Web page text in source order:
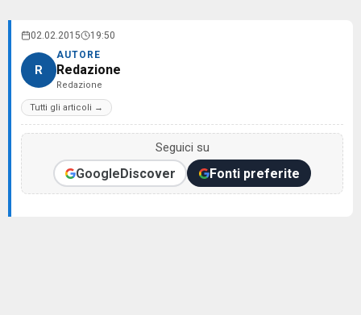
02.02.2015 19:50
R
AUTORE
Redazione
Redazione
Tutti gli articoli →
Seguici su
GoogleDiscover Fonti preferite